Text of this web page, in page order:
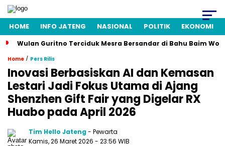
HOME INFO JATENG NASIONAL POLITIK EKONOMI
Wulan Guritno Terciduk Mesra Bersandar di Bahu Baim
Home / Pers Rilis
Inovasi Berbasiskan AI dan Kemasan
Lestari Jadi Fokus Utama di Ajang
Shenzhen Gift Fair yang Digelar RX
Huabo pada April 2026
Tim Hello Jateng- Pewarta
Kamis, 26 Maret 2026 - 23:56 WIB